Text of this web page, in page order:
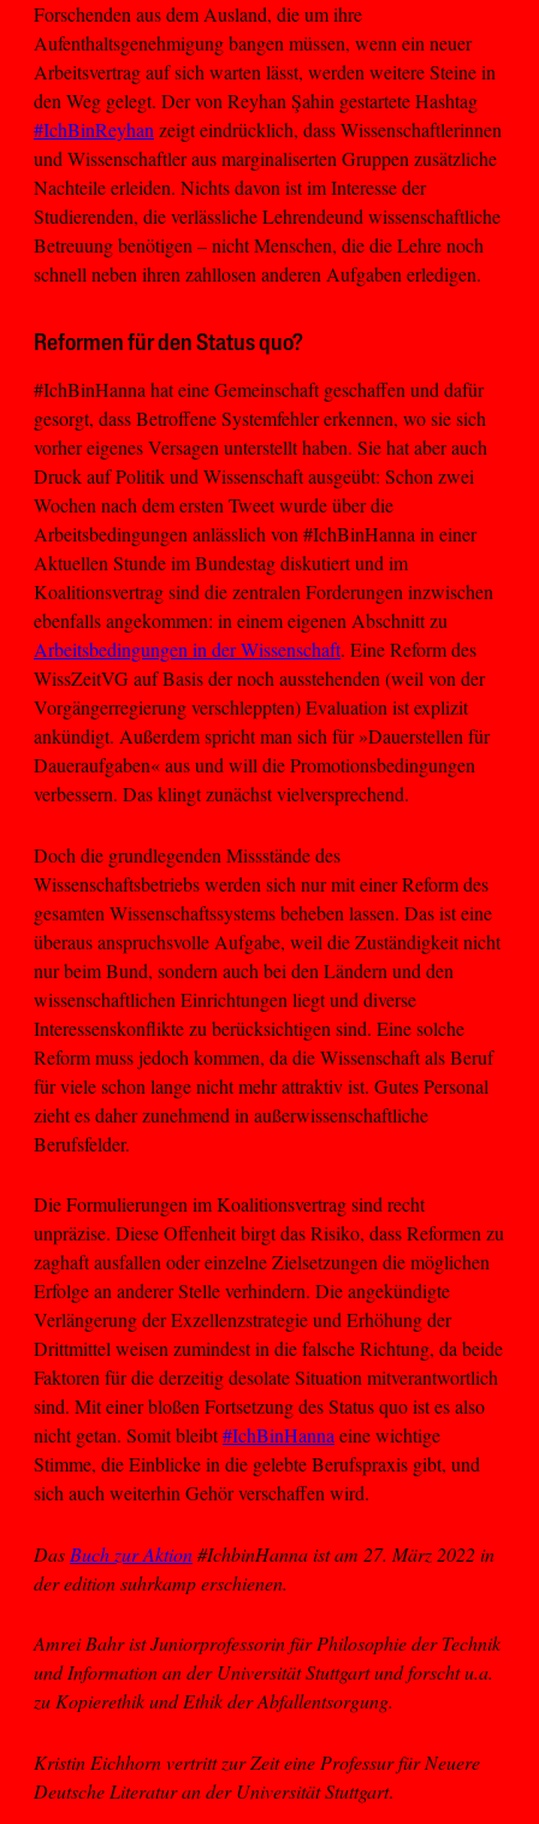
Forschenden aus dem Ausland, die um ihre
Aufenthaltsgenehmigung bangen müssen, wenn ein neuer
Arbeitsvertrag auf sich warten lässt, werden weitere Steine in
den Weg gelegt. Der von Reyhan Şahin gestartete Hashtag
#IchBinReyhanzeigt eindrücklich, dass Wissenschaftlerinnen
und Wissenschaftler aus marginaliserten Gruppen zusätzliche
Nachteile erleiden. Nichts davon ist im Interesse der
Studierenden, die verlässliche Lehrendeund wissenschaftliche
Betreuung benötigen – nicht Menschen, die die Lehre noch
schnell neben ihren zahllosen anderen Aufgaben erledigen.
Reformen für den Status quo?
#IchBinHanna hat eine Gemeinschaft geschaffen und dafür
gesorgt, dass Betroffene Systemfehler erkennen, wo sie sich
vorher eigenes Versagen unterstellt haben. Sie hat aber auch
Druck auf Politik und Wissenschaft ausgeübt: Schon zwei
Wochen nach dem ersten Tweet wurde über die
Arbeitsbedingungen anlässlich von #IchBinHanna in einer
Aktuellen Stunde im Bundestag diskutiert und im
Koalitionsvertrag sind die zentralen Forderungen inzwischen
ebenfalls angekommen: in einem eigenen Abschnitt zu
Arbeitsbedingungen in der Wissenschaft. Eine Reform des
WissZeitVG auf Basis der noch ausstehenden (weil von der
Vorgängerregierung verschleppten) Evaluation ist explizit
ankündigt. Außerdem spricht man sich für »Dauerstellen für
Daueraufgaben« aus und will die Promotionsbedingungen
verbessern. Das klingt zunächst vielversprechend.
Doch die grundlegenden Missstände des
Wissenschaftsbetriebs werden sich nur mit einer Reform des
gesamten Wissenschaftssystems beheben lassen. Das ist eine
überaus anspruchsvolle Aufgabe, weil die Zuständigkeit nicht
nur beim Bund, sondern auch bei den Ländern und den
wissenschaftlichen Einrichtungen liegt und diverse
Interessenskonflikte zu berücksichtigen sind. Eine solche
Reform muss jedoch kommen, da die Wissenschaft als Beruf
für viele schon lange nicht mehr attraktiv ist. Gutes Personal
zieht es daher zunehmend in außerwissenschaftliche
Berufsfelder.
Die Formulierungen im Koalitionsvertrag sind recht
unpräzise. Diese Offenheit birgt das Risiko, dass Reformen zu
zaghaft ausfallen oder einzelne Zielsetzungen die möglichen
Erfolge an anderer Stelle verhindern. Die angekündigte
Verlängerung der Exzellenzstrategie und Erhöhung der
Drittmittel weisen zumindest in die falsche Richtung, da beide
Faktoren für die derzeitig desolate Situation mitverantwortlich
sind. Mit einer bloßen Fortsetzung des Status quo ist es also
nicht getan. Somit bleibt#IchBinHannaeine wichtige
Stimme, die Einblicke in die gelebte Berufspraxis gibt, und
sich auch weiterhin Gehör verschaffen wird.
Das Buch zur Aktion#IchbinHanna ist am 27. März 2022 in
der edition suhrkamp erschienen.
Amrei Bahr ist Juniorprofessorin für Philosophie der Technik
und Information an der Universität Stuttgart und forscht u.a.
zu Kopierethik und Ethik der Abfallentsorgung.
Kristin Eichhorn vertritt zur Zeit eine Professur für Neuere
Deutsche Literatur an der Universität Stuttgart.